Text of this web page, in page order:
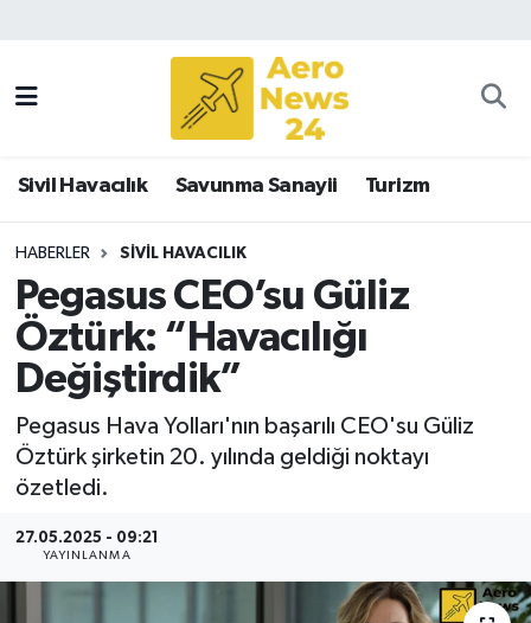
Sivil Havacılık Savunma Sanayii Turizm
HABERLER SIVIL HAVACILIK
Pegasus CEO’su Güliz
Öztürk: “Havacılığı
Değiştirdik”
Pegasus Hava Yolları'nın başarılı CEO'su Güliz
Öztürk şirketin 20. yılında geldiği noktayı
özetledi.
27.05.2025 - 09:21
YAYINLANMA